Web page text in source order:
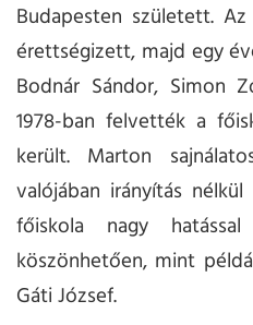
Budapesten született.
érettségizett, majd egy
Bodnár Sándor, Simon
1978-ban felvették a
került. Marton
valójában irányítás
főiskola nagy
köszönhetően, mint
Gáti József.